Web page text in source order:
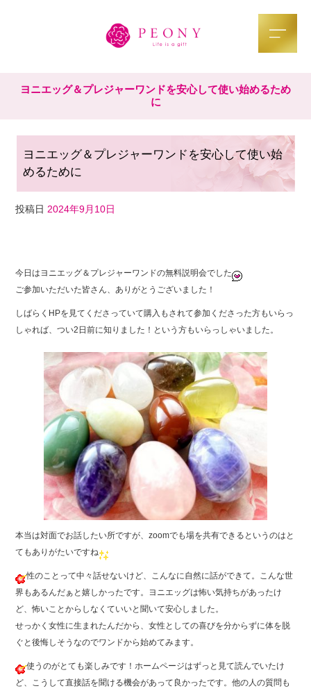
ヨニエッグ＆プレジャーワンドを安心して使い始めるため
に
ヨニエッグ＆プレジャーワンドを安心して使い始
めるために
投稿日 2024年9月10日
a
c
e
b
o
o
k
wi
tt
er
n
e
今日はヨニエッグ＆プレジャーワンドの無料説明会でした
ご参加いただいた皆さん、ありがとうございました！
しばらくHPを見てくださっていて購入もされて参加くださった方もいらっ
しゃれば、つい2日前に知りました！という方もいらっしゃいました。
本当は対面でお話したい所ですが、zoomでも場を共有できるというのはと
てもありがたいですね
性のことって中々話せないけど、こんなに自然に話ができて。こんな世
界もあるんだぁと嬉しかったです。ヨニエッグは怖い気持ちがあったけ
ど、怖いことからしなくていいと聞いて安心しました。
せっかく女性に生まれたんだから、女性としての喜びを分からずに体を脱
ぐと後悔しそうなのでワンドから始めてみます。
使うのがとても楽しみです！ホームページはずっと見て読んでいたけ
ど、こうして直接話を聞ける機会があって良かったです。他の人の質問も